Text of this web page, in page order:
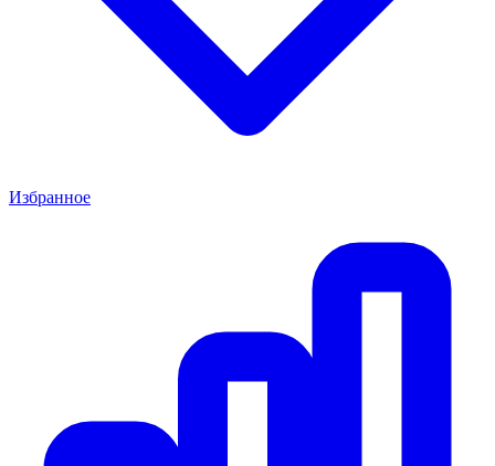
Избранное